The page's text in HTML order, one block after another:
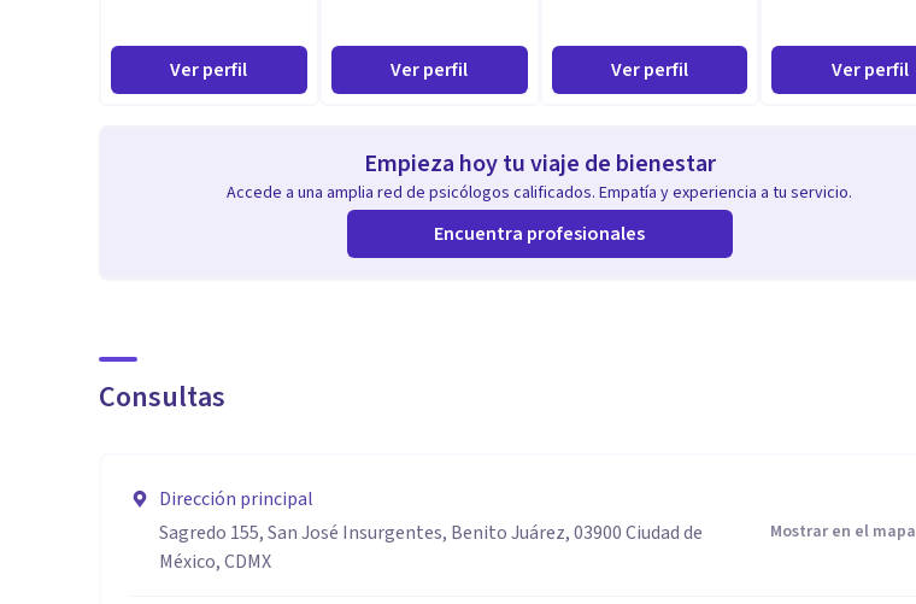
Ver perfil Ver perfil Ver perfil Ver perfil
Empieza hoy tu viaje de bienestar
Accede a una amplia red de psicólogos calificados. Empatía y experiencia a tu servicio.
Encuentra profesionales
Consultas
Dirección principal
Sagredo 155, San José Insurgentes, Benito Juárez, 03900 Ciudad de
México, CDMX
Mostrar en el mapa